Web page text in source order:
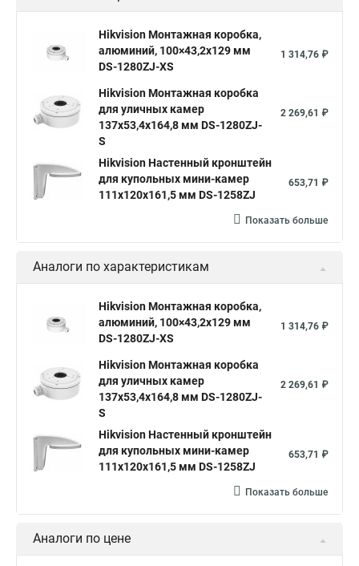
Hikvision Монтажная коробка,
алюминий, 100×43,2x129 мм
DS-1280ZJ-XS
1 314,76 ₽
Hikvision Монтажная коробка
для уличных камер
137x53,4x164,8 мм DS-1280ZJ-
S
2 269,61 ₽
Hikvision Настенный кронштейн
для купольных мини-камер
111x120x161,5 мм DS-1258ZJ
653,71 ₽
Показать больше
Аналоги по характеристикам
Hikvision Монтажная коробка,
алюминий, 100×43,2x129 мм
DS-1280ZJ-XS
1 314,76 ₽
Hikvision Монтажная коробка
для уличных камер
137x53,4x164,8 мм DS-1280ZJ-
S
2 269,61 ₽
Hikvision Настенный кронштейн
для купольных мини-камер
111x120x161,5 мм DS-1258ZJ
653,71 ₽
Показать больше
Аналоги по цене